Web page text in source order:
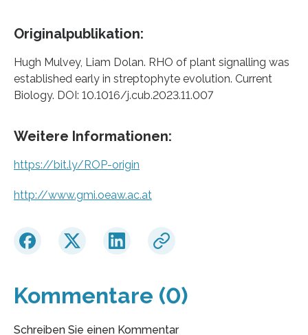
Originalpublikation:
Hugh Mulvey, Liam Dolan. RHO of plant signalling was
established early in streptophyte evolution. Current
Biology. DOI: 10.1016/j.cub.2023.11.007
Weitere Informationen:
https://bit.ly/ROP-origin
http://www.gmi.oeaw.ac.at
Kommentare (0)
Schreiben Sie einen Kommentar